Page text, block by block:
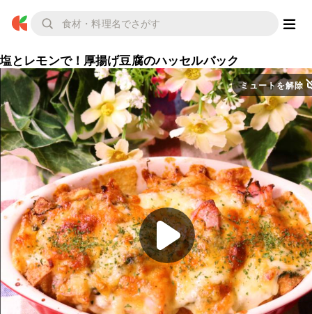
塩とレモンで！厚揚げ豆腐のハッセルバック
ミュートを解除